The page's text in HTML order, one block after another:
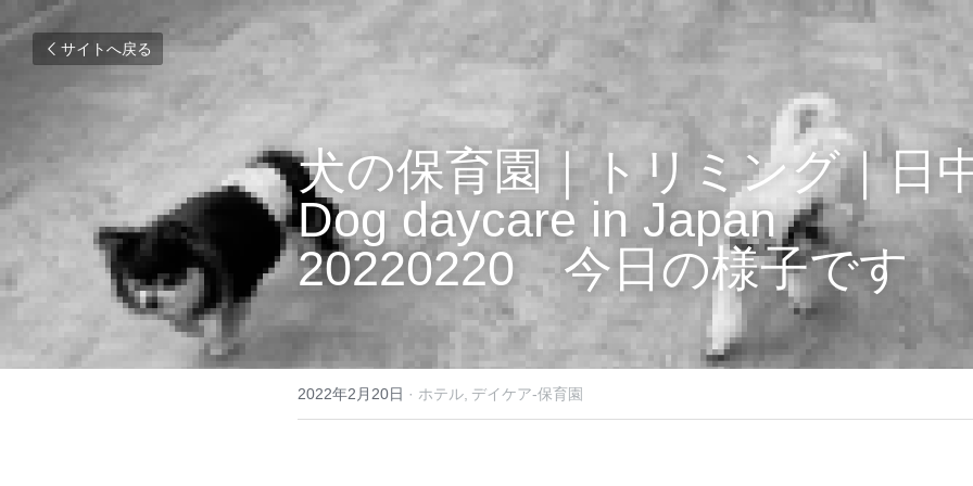
サイトへ戻る
犬の保育園｜トリミング｜日
Dog daycare in Japan
20220220　今日の様子です
2022年2月20日 · ホテル, デイケア-保育園